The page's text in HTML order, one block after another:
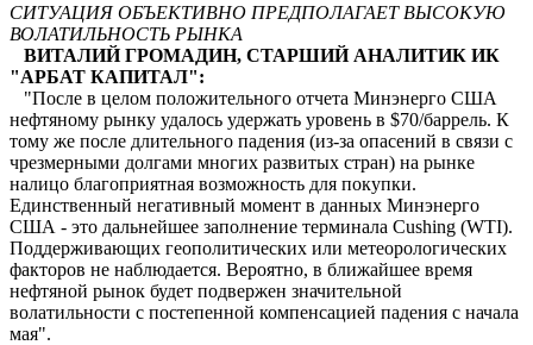
СИТУАЦИЯ ОБЪЕКТИВНО ПРЕДПОЛАГАЕТ ВЫСОКУЮ
ВОЛАТИЛЬНОСТЬ РЫНКА
ВИТАЛИЙ ГРОМАДИН, СТАРШИЙ АНАЛИТИК ИК
"АРБАТ КАПИТАЛ":
"После в целом положительного отчета Минэнерго США
нефтяному рынку удалось удержать уровень в $70/баррель. К
тому же после длительного падения (из-за опасений в связи с
чрезмерными долгами многих развитых стран) на рынке
налицо благоприятная возможность для покупки.
Единственный негативный момент в данных Минэнерго
США - это дальнейшее заполнение терминала Cushing (WTI).
Поддерживающих геополитических или метеорологических
факторов не наблюдается. Вероятно, в ближайшее время
нефтяной рынок будет подвержен значительной
волатильности с постепенной компенсацией падения с начала
мая".